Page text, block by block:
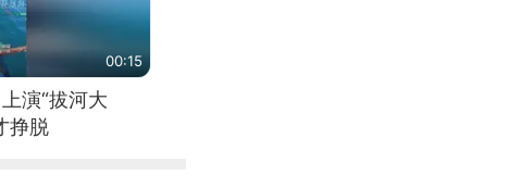
00:15
演“拔河大
挣脱